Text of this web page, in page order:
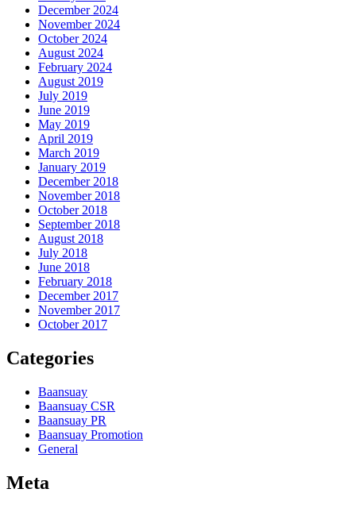
December 2024
November 2024
October 2024
August 2024
February 2024
August 2019
July 2019
June 2019
May 2019
April 2019
March 2019
January 2019
December 2018
November 2018
October 2018
September 2018
August 2018
July 2018
June 2018
February 2018
December 2017
November 2017
October 2017
Categories
Baansuay
Baansuay CSR
Baansuay PR
Baansuay Promotion
General
Meta